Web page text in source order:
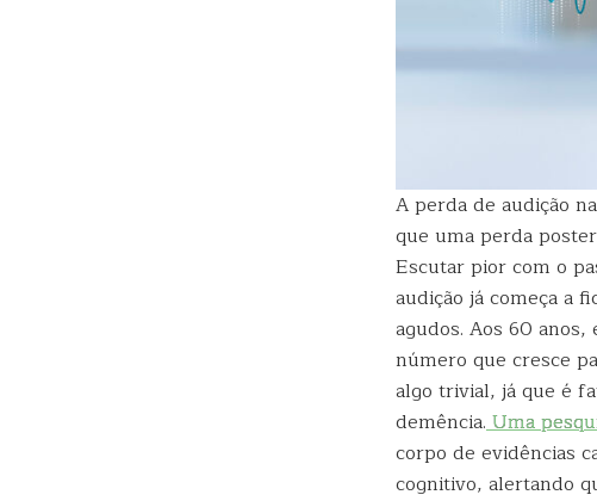
A perda de audição
que uma perda
Escutar pior com o
audição já começa a
agudos. Aos 60
número que cresce
algo trivial, já que é
demência.Uma
corpo de evidências
cognitivo, alertando